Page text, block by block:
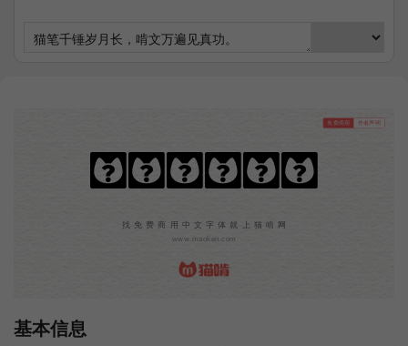
免费商用 作者声明
鸿雷拙书简体
找免费商用中文字体就上猫啃网
www.maoken.com
基本信息